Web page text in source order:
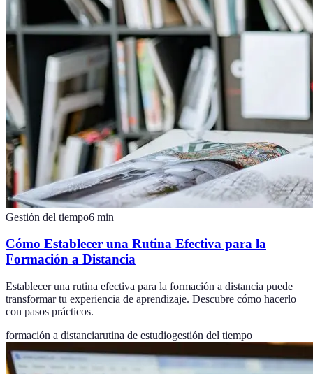
Gestión del tiempo6 min
Cómo Establecer una Rutina Efectiva para la
Formación a Distancia
Establecer una rutina efectiva para la formación a distancia puede
transformar tu experiencia de aprendizaje. Descubre cómo hacerlo
con pasos prácticos.
formación a distanciarutina de estudiogestión del tiempo